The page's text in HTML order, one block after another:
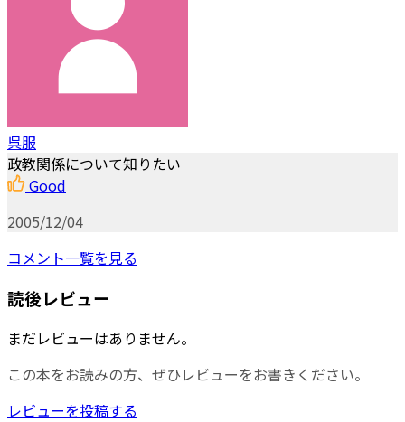
呉服
政教関係について知りたい
Good
2005/12/04
コメント一覧を見る
読後レビュー
まだレビューはありません。
この本をお読みの方、ぜひレビューをお書きください。
レビューを投稿する